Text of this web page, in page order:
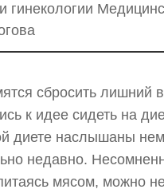
гинекологии
сбросить лишний
к идее сидеть на
диете наслышаны
недавно.
мясом, можно